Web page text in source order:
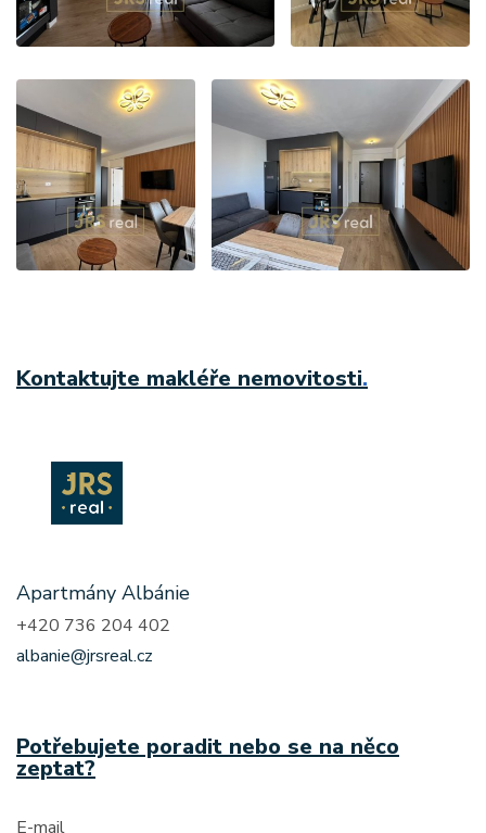
Kontaktujte makléře nemovitosti.
Apartmány Albánie
+420 736 204 402
albanie@jrsreal.cz
Potřebujete poradit nebo se na něco
zeptat?
E-mail